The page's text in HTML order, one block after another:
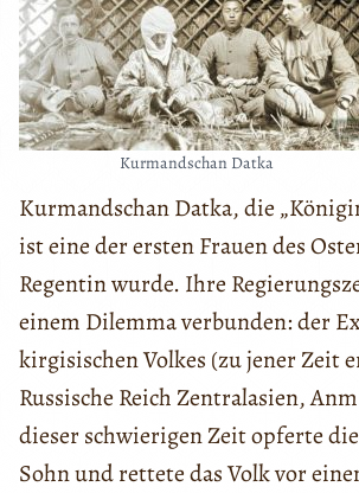
Kurmandschan Datka
Kurmandschan Datka, die
ist eine der ersten Frauen des
Regentin wurde. Ihre
einem Dilemma verbunden: der
kirgisischen Volkes (zu jener Zeit
Russische Reich Zentralasien,
dieser schwierigen Zeit opferte
Sohn und rettete das Volk vor